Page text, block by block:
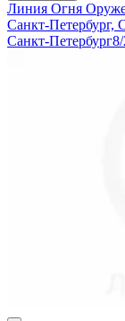
Линия Огня
Санкт-Петербург,
Санкт-Петербург